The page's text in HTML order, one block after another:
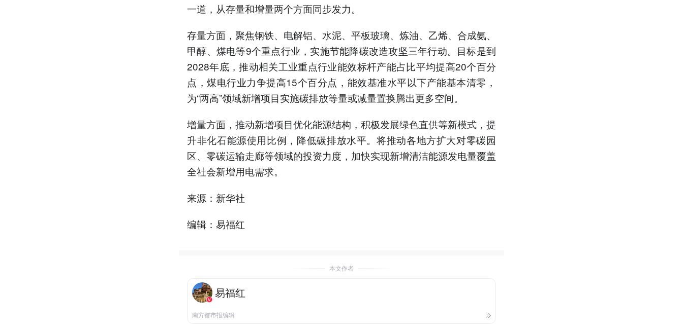
一道，从存量和增量两个方面同步发力。
存量方面，聚焦钢铁、电解铝、水泥、平板玻璃、炼油、乙烯、合成氨、
甲醇、煤电等9个重点行业，实施节能降碳改造攻坚三年行动。目标是到
2028年底，推动相关工业重点行业能效标杆产能占比平均提高20个百分
点，煤电行业力争提高15个百分点，能效基准水平以下产能基本清零，
为“两高”领域新增项目实施碳排放等量或减量置换腾出更多空间。
增量方面，推动新增项目优化能源结构，积极发展绿色直供等新模式，提
升非化石能源使用比例，降低碳排放水平。将推动各地方扩大对零碳园
区、零碳运输走廊等领域的投资力度，加快实现新增清洁能源发电量覆盖
全社会新增用电需求。
来源：新华社
编辑：易福红
本文作者
易福红
南方都市报编辑